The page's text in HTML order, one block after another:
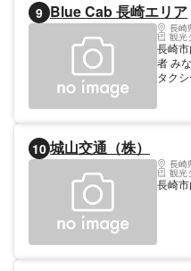
9 Blue Cab 長崎エリア
長崎
観光
長崎
者 み
タク
10 城山交通（株）
長崎
観光
長崎